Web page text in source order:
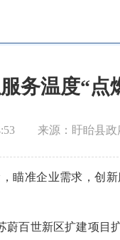
务温度“点
来源：盱眙县政
瞄准企业需求，创
蔚百世新区扩建项